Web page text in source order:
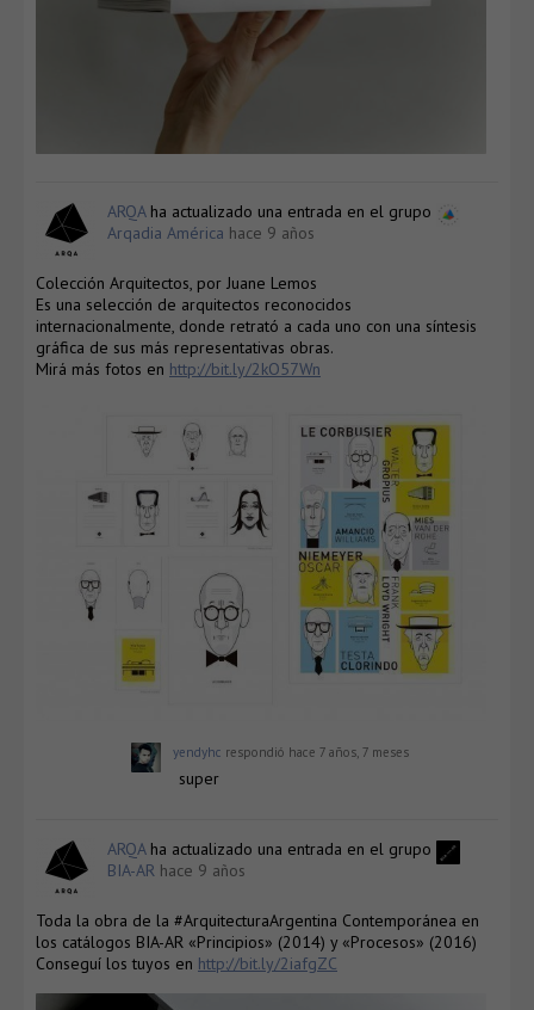
ARQAha actualizado una entrada en el grupo
Arqadia América hace 9 años
Colección Arquitectos, por Juane Lemos
Es una selección de arquitectos reconocidos
internacionalmente, donde retrató a cada uno con una síntesis
gráfica de sus más representativas obras.
Mirá más fotos en http://bit.ly/2kO57Wn
yendyhc respondió hace 7 años, 7 meses
super
ARQAha actualizado una entrada en el grupo
BIA-AR hace 9 años
Toda la obra de la #ArquitecturaArgentina Contemporánea en
los catálogos BIA-AR «Principios» (2014) y «Procesos» (2016)
Conseguí los tuyos en http://bit.ly/2iafgZC